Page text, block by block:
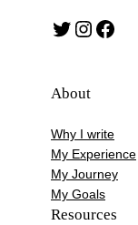
Twitter Instagram Facebook
About
Why I write
My Experience
My Journey
My Goals
Resources